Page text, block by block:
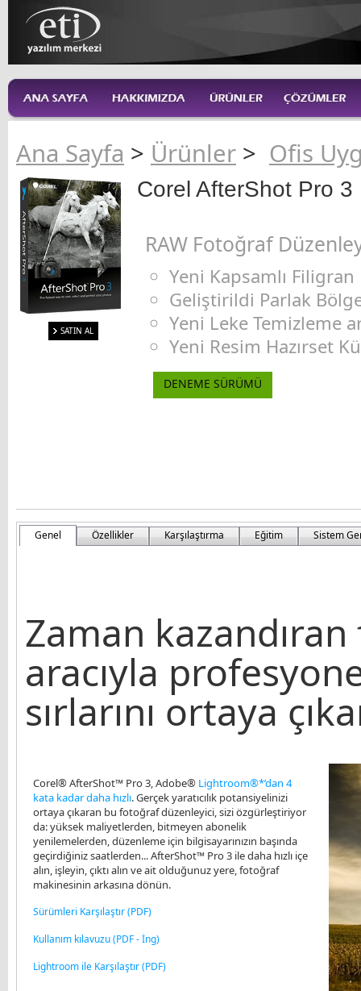
Ana Sayfa > Ürünler > Ofis
SATIN AL
Corel AfterShot Pro 3
RAW Fotoğraf
Yeni Kapsamlı Filigran
Geliştirildi Parlak
Yeni Leke Temizleme
Yeni Resim Hazırset
DENEME SÜRÜMÜ
Genel Özellikler Karşılaştırma Eğitim Sistem
Zaman
aracıyla
sırlarını ortaya
Corel® AfterShot™ Pro 3, Adobe® Lightroom®*’dan 4
kata kadar daha hızlı. Gerçek yaratıcılık potansiyelinizi
ortaya çıkaran bu fotoğraf düzenleyici, sizi özgürleştiriyor
da: yüksek maliyetlerden, bitmeyen abonelik
yenilemelerden, düzenleme için bilgisayarınızın başında
geçirdiğiniz saatlerden... AfterShot™ Pro 3 ile daha hızlı içe
alın, işleyin, çıktı alın ve ait olduğunuz yere, fotoğraf
makinesinin arkasına dönün.
Sürümleri Karşılaştır (PDF)
Kullanım kılavuzu (PDF - İng)
Lightroom ile Karşılaştır (PDF)